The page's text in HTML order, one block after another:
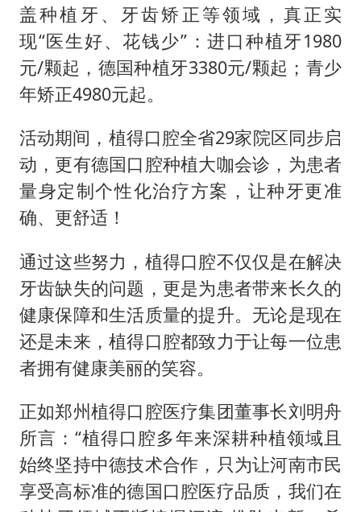
盖种植牙、牙齿矫正等领域，真正实
现“医生好、花钱少”：进口种植牙1980
元/颗起，德国种植牙3380元/颗起；青少
年矫正4980元起。
活动期间，植得口腔全省29家院区同步启
动，更有德国口腔种植大咖会诊，为患者
量身定制个性化治疗方案，让种牙更准
确、更舒适！
通过这些努力，植得口腔不仅仅是在解决
牙齿缺失的问题，更是为患者带来长久的
健康保障和生活质量的提升。无论是现在
还是未来，植得口腔都致力于让每一位患
者拥有健康美丽的笑容。
正如郑州植得口腔医疗集团董事长刘明舟
所言：“植得口腔多年来深耕种植领域且
始终坚持中德技术合作，只为让河南市民
享受高标准的德国口腔医疗品质，我们在